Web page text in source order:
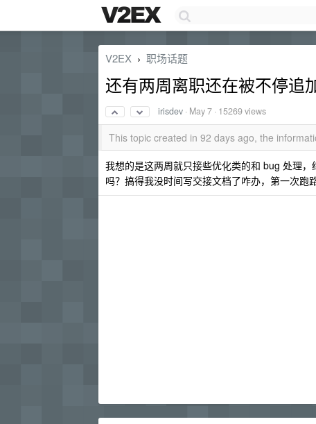
V2EX › 职场话题
还有两周离职还在被不停追
irisdev · May 7 · 15269 views
This topic created in 92 days ago, the
我想的是这两周就只接些优化类的和 bug 处理
吗？搞得我没时间写交接文档了咋办，第一次跑